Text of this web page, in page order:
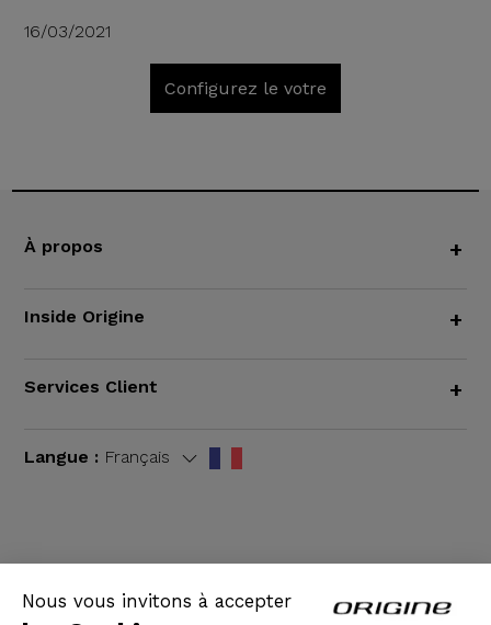
Nous vous invitons à accepter
16/03/2021
Configurez le votre
À propos +
Inside Origine +
Services Client +
Langue : Français